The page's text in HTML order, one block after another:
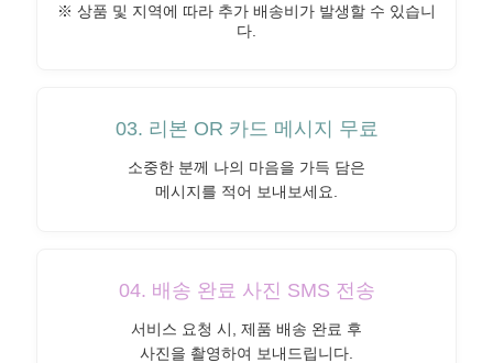
※ 상품 및 지역에 따라 추가 배송비가 발생할 수 있습니
다.
03. 리본 OR 카드 메시지 무료
소중한 분께 나의 마음을 가득 담은
메시지를 적어 보내보세요.
04. 배송 완료 사진 SMS 전송
서비스 요청 시, 제품 배송 완료 후
사진을 촬영하여 보내드립니다.